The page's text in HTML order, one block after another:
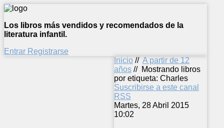
Los libros más vendidos y recomendados de la
literatura infantil.
Entrar Registrarse
Inicio // A partir de 12
años // Mostrando libros
por etiqueta: Charles
Suscribirse a este canal
RSS
Martes, 28 Abril 2015
10:02